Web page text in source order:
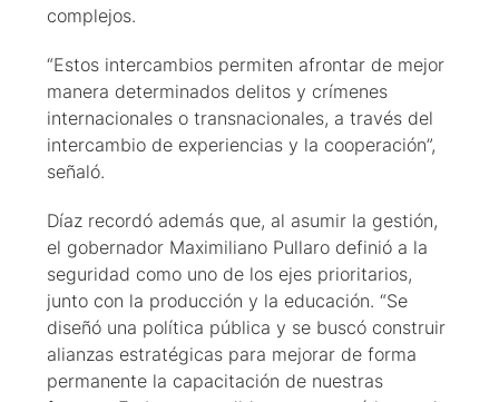
complejos.
“Estos intercambios permiten afrontar de mejor
manera determinados delitos y crímenes
internacionales o transnacionales, a través del
intercambio de experiencias y la cooperación”,
señaló.
Díaz recordó además que, al asumir la gestión,
el gobernador Maximiliano Pullaro definió a la
seguridad como uno de los ejes prioritarios,
junto con la producción y la educación. “Se
diseñó una política pública y se buscó construir
alianzas estratégicas para mejorar de forma
permanente la capacitación de nuestras